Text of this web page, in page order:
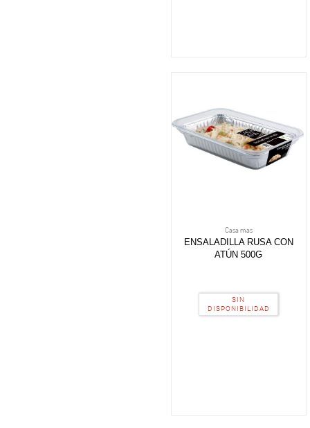
Casa mas
ENSALADILLA RUSA CON
ATÚN 500G
SIN
DISPONIBILIDAD